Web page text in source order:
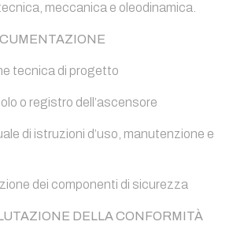
meccanica e oleodinamica.
tecnica di progetto
o registro dell’ascensore
di istruzioni d’uso, manutenzione e
dei componenti di sicurezza
DELLA CONFORMITÀ